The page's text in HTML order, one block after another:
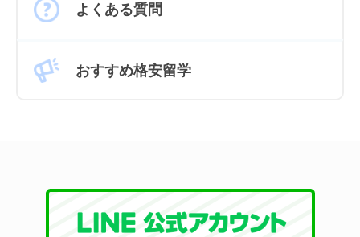
よくある質問
おすすめ格安留学